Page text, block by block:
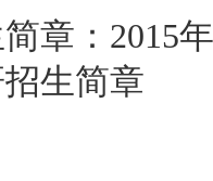
章：2015
生简章